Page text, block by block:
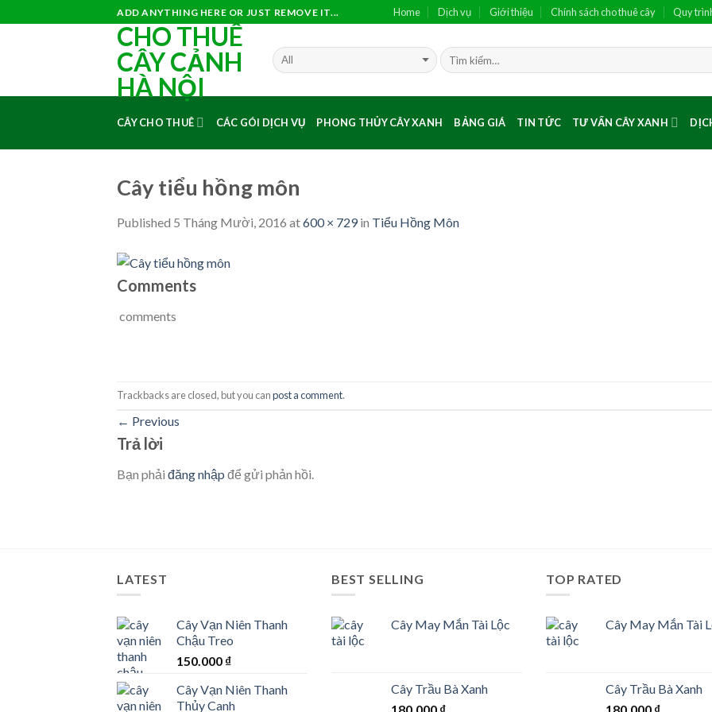
ADD ANYTHING HERE OR JUST REMOVE IT... Home Dịch vụ Giới thiệu Chính sách cho thuê cây Quy
CHO THUÊ
CÂY CẢNH
HÀ NỘI
CÂY CHO THUÊ CÁC GÓI DỊCH VỤ PHONG THỦY CÂY XANH BẢNG GIÁ TIN TỨC TƯ VẤN CÂY XANH
Cây tiểu hồng môn
Published 5 Tháng Mười, 2016 at600 × 729in Tiểu Hồng Môn
Comments
comments
Trackbacks are closed, but you canpost a comment.
← Previous
Trả lời
Bạn phải đăng nhập để gửi phản hồi.
LATEST
Cây Vạn Niên Thanh
Chậu Treo
150.000 ₫
Cây Vạn Niên Thanh
Thủy Canh
BEST SELLING
Cây May Mắn Tài Lộc
Cây Trầu Bà Xanh
TOP RATED
Cây May Mắn Tài
Cây Trầu Bà Xanh